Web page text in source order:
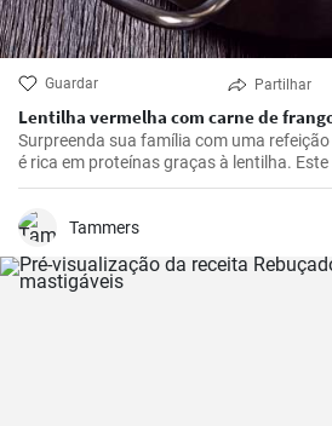
Guardar Partilhar
Lentilha vermelha com carne de
Surpreenda sua família com uma
é rica em proteínas graças à lentilha.
de frango, batatas e tomates é a solução
Tammers